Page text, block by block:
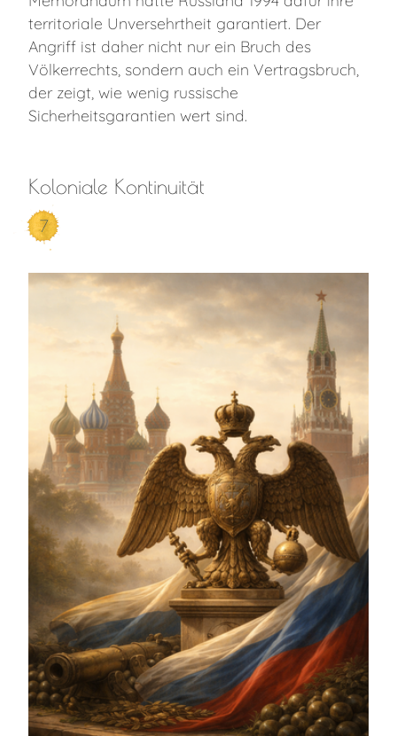
territoriale Unversehrtheit garantiert. Der
Angriff ist daher nicht nur ein Bruch des
Völkerrechts, sondern auch ein Vertragsbruch,
der zeigt, wie wenig russische
Sicherheitsgarantien wert sind.
Koloniale Kontinuität
7